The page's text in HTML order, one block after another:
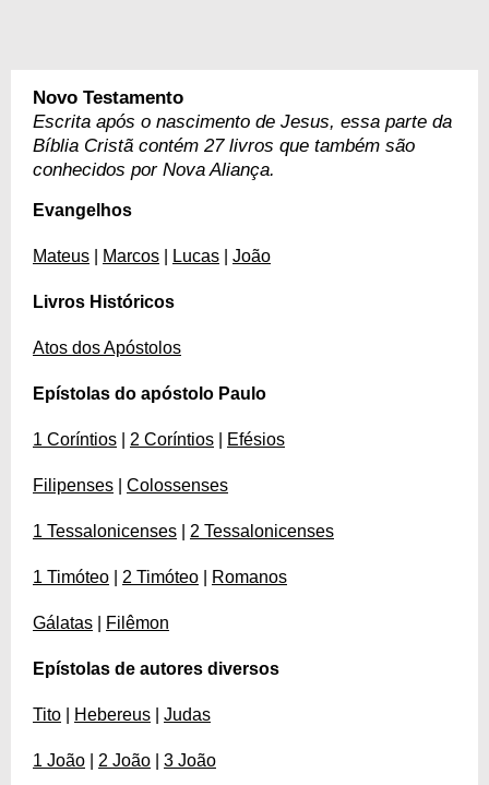
Novo Testamento
Escrita após o nascimento de Jesus, essa parte da
Bíblia Cristã contém 27 livros que também são
conhecidos por Nova Aliança.
Evangelhos
Mateus Marcos Lucas João
Livros Históricos
Atos dos Apóstolos
Epístolas do apóstolo Paulo
1 Coríntios 2 Coríntios Efésios
Filipenses Colossenses
1 Tessalonicenses 2 Tessalonicenses
1 Timóteo 2 Timóteo Romanos
Gálatas Filêmon
Epístolas de autores diversos
Tito Hebereus Judas
1 João 2 João 3 João